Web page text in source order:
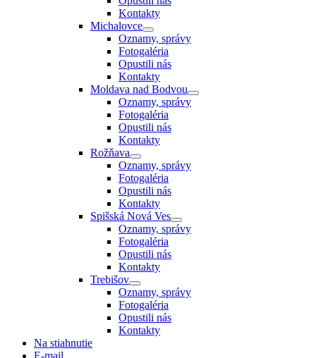
Kontakty
Michalovce
Oznamy, správy
Fotogaléria
Opustili nás
Kontakty
Moldava nad Bodvou
Oznamy, správy
Fotogaléria
Opustili nás
Kontakty
Rožňava
Oznamy, správy
Fotogaléria
Opustili nás
Kontakty
Spišská Nová Ves
Oznamy, správy
Fotogaléria
Opustili nás
Kontakty
Trebišov
Oznamy, správy
Fotogaléria
Opustili nás
Kontakty
Na stiahnutie
E-mail